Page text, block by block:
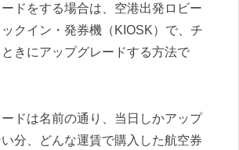
ドをする場合は、空港出発ロビー
クイン・発券機（KIOSK）で、チ
きにアップグレードする方法で
ドは名前の通り、当日しかアップ
分、どんな運賃で購入した航空券